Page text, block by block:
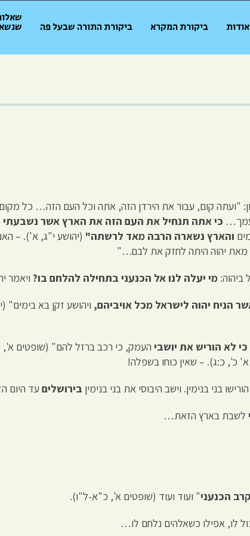
אודות ביקורת המקרא ביקורת התורה שבעל פה
"ועתה קום, עבור את הירדן הזה, אתה וכל העם הזה… כל מקום
כי אתה תנחיל את העם הזה את הארץ אשר
והארץ נשארה הרבה מאד לרשתה" (יהושע י"ג, א'). –
מאת יהוה היתה לחזק את לבם…"
ביהוה: מי יעלה לנו אל הכנעני בתחילה להלחם בו? ויאמר
הניח יהוה לישראל מכל אויביהם, ויהושע זקן בא
כי לא הוריש את יושבי העמק, כי רכב ברזל להם" (שופטים א',
א' כ', כ:ג). – שאין כוחו בשפלה!
בני בנימין. וישב היבוסי את בני בנימין בירושלים עד היום
לשבת בארץ הזאת…
הכנעני" ועוד ועוד (שופטים א', כ"א-ל"ו).
לו, אפילו כשאלהים נלחם לו…